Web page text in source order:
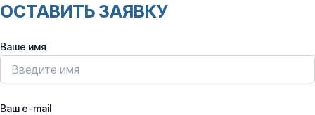
ОСТАВИТЬ ЗАЯВКУ
Ваше имя
Ваш e-mail